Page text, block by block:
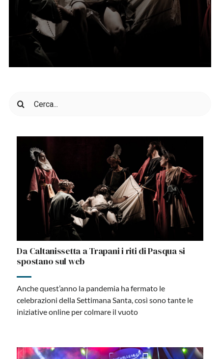
per:
Da Caltanissetta a Trapani i riti di Pasqua si
spostano sul web
Anche quest’anno la pandemia ha fermato le
celebrazioni della Settimana Santa, così sono tante le
iniziative online per colmare il vuoto